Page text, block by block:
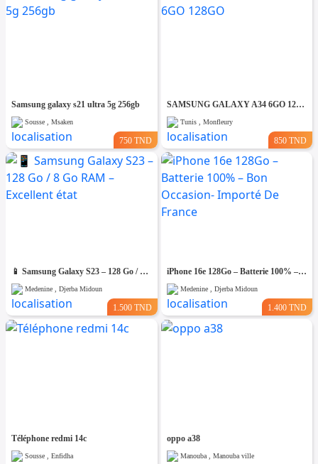
Samsung galaxy s21 ultra 5g 256gb
Sousse , Msaken
750 TND
SAMSUNG GALAXY A34 6GO 128GO
Tunis , Monfleury
850 TND
📱 Samsung Galaxy S23 – 128 Go / 8 Go RAM – Excellent état
Medenine , Djerba Midoun
1.500 TND
iPhone 16e 128Go – Batterie 100% – Bon Occasion- Importé De France
Medenine , Djerba Midoun
1.400 TND
Téléphone redmi 14c
Sousse , Enfidha
oppo a38
Manouba , Manouba ville